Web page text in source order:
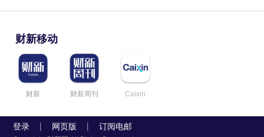
财新移动
财新 财新周刊 Caixin
登录 网页版 订阅电邮